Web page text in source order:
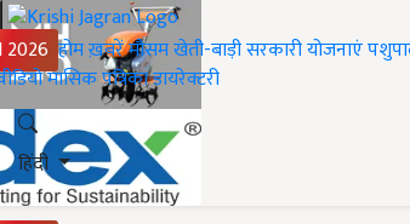
2026 होमख़बरेंमौसमखेती-बाड़ीसरकारी योजनाएं
मासिक पत्रिकाडायरेक्टरी
हिंदी